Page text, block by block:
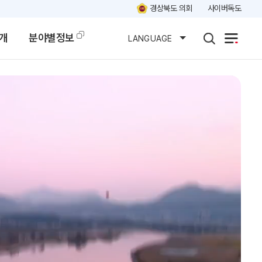
경상북도 의회 사이버독도
분야별정보 LANGUAGE